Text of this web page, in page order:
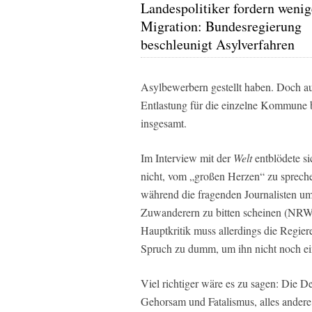
Landespolitiker fordern
Migration: Bundesregierung
beschleunigt Asylverfahren
Asylbewerbern gestellt haben. Doch
Entlastung für die einzelne
insgesamt.
Im Interview mit derWeltentblödete
nicht, vom „großen Herzen“ zu
während die fragenden Journalisten
Zuwanderern zu bitten scheinen
Hauptkritik muss allerdings die
Spruch zu dumm, um ihn nicht noch
Viel richtiger wäre es zu sagen: Die
Gehorsam und Fatalismus, alles